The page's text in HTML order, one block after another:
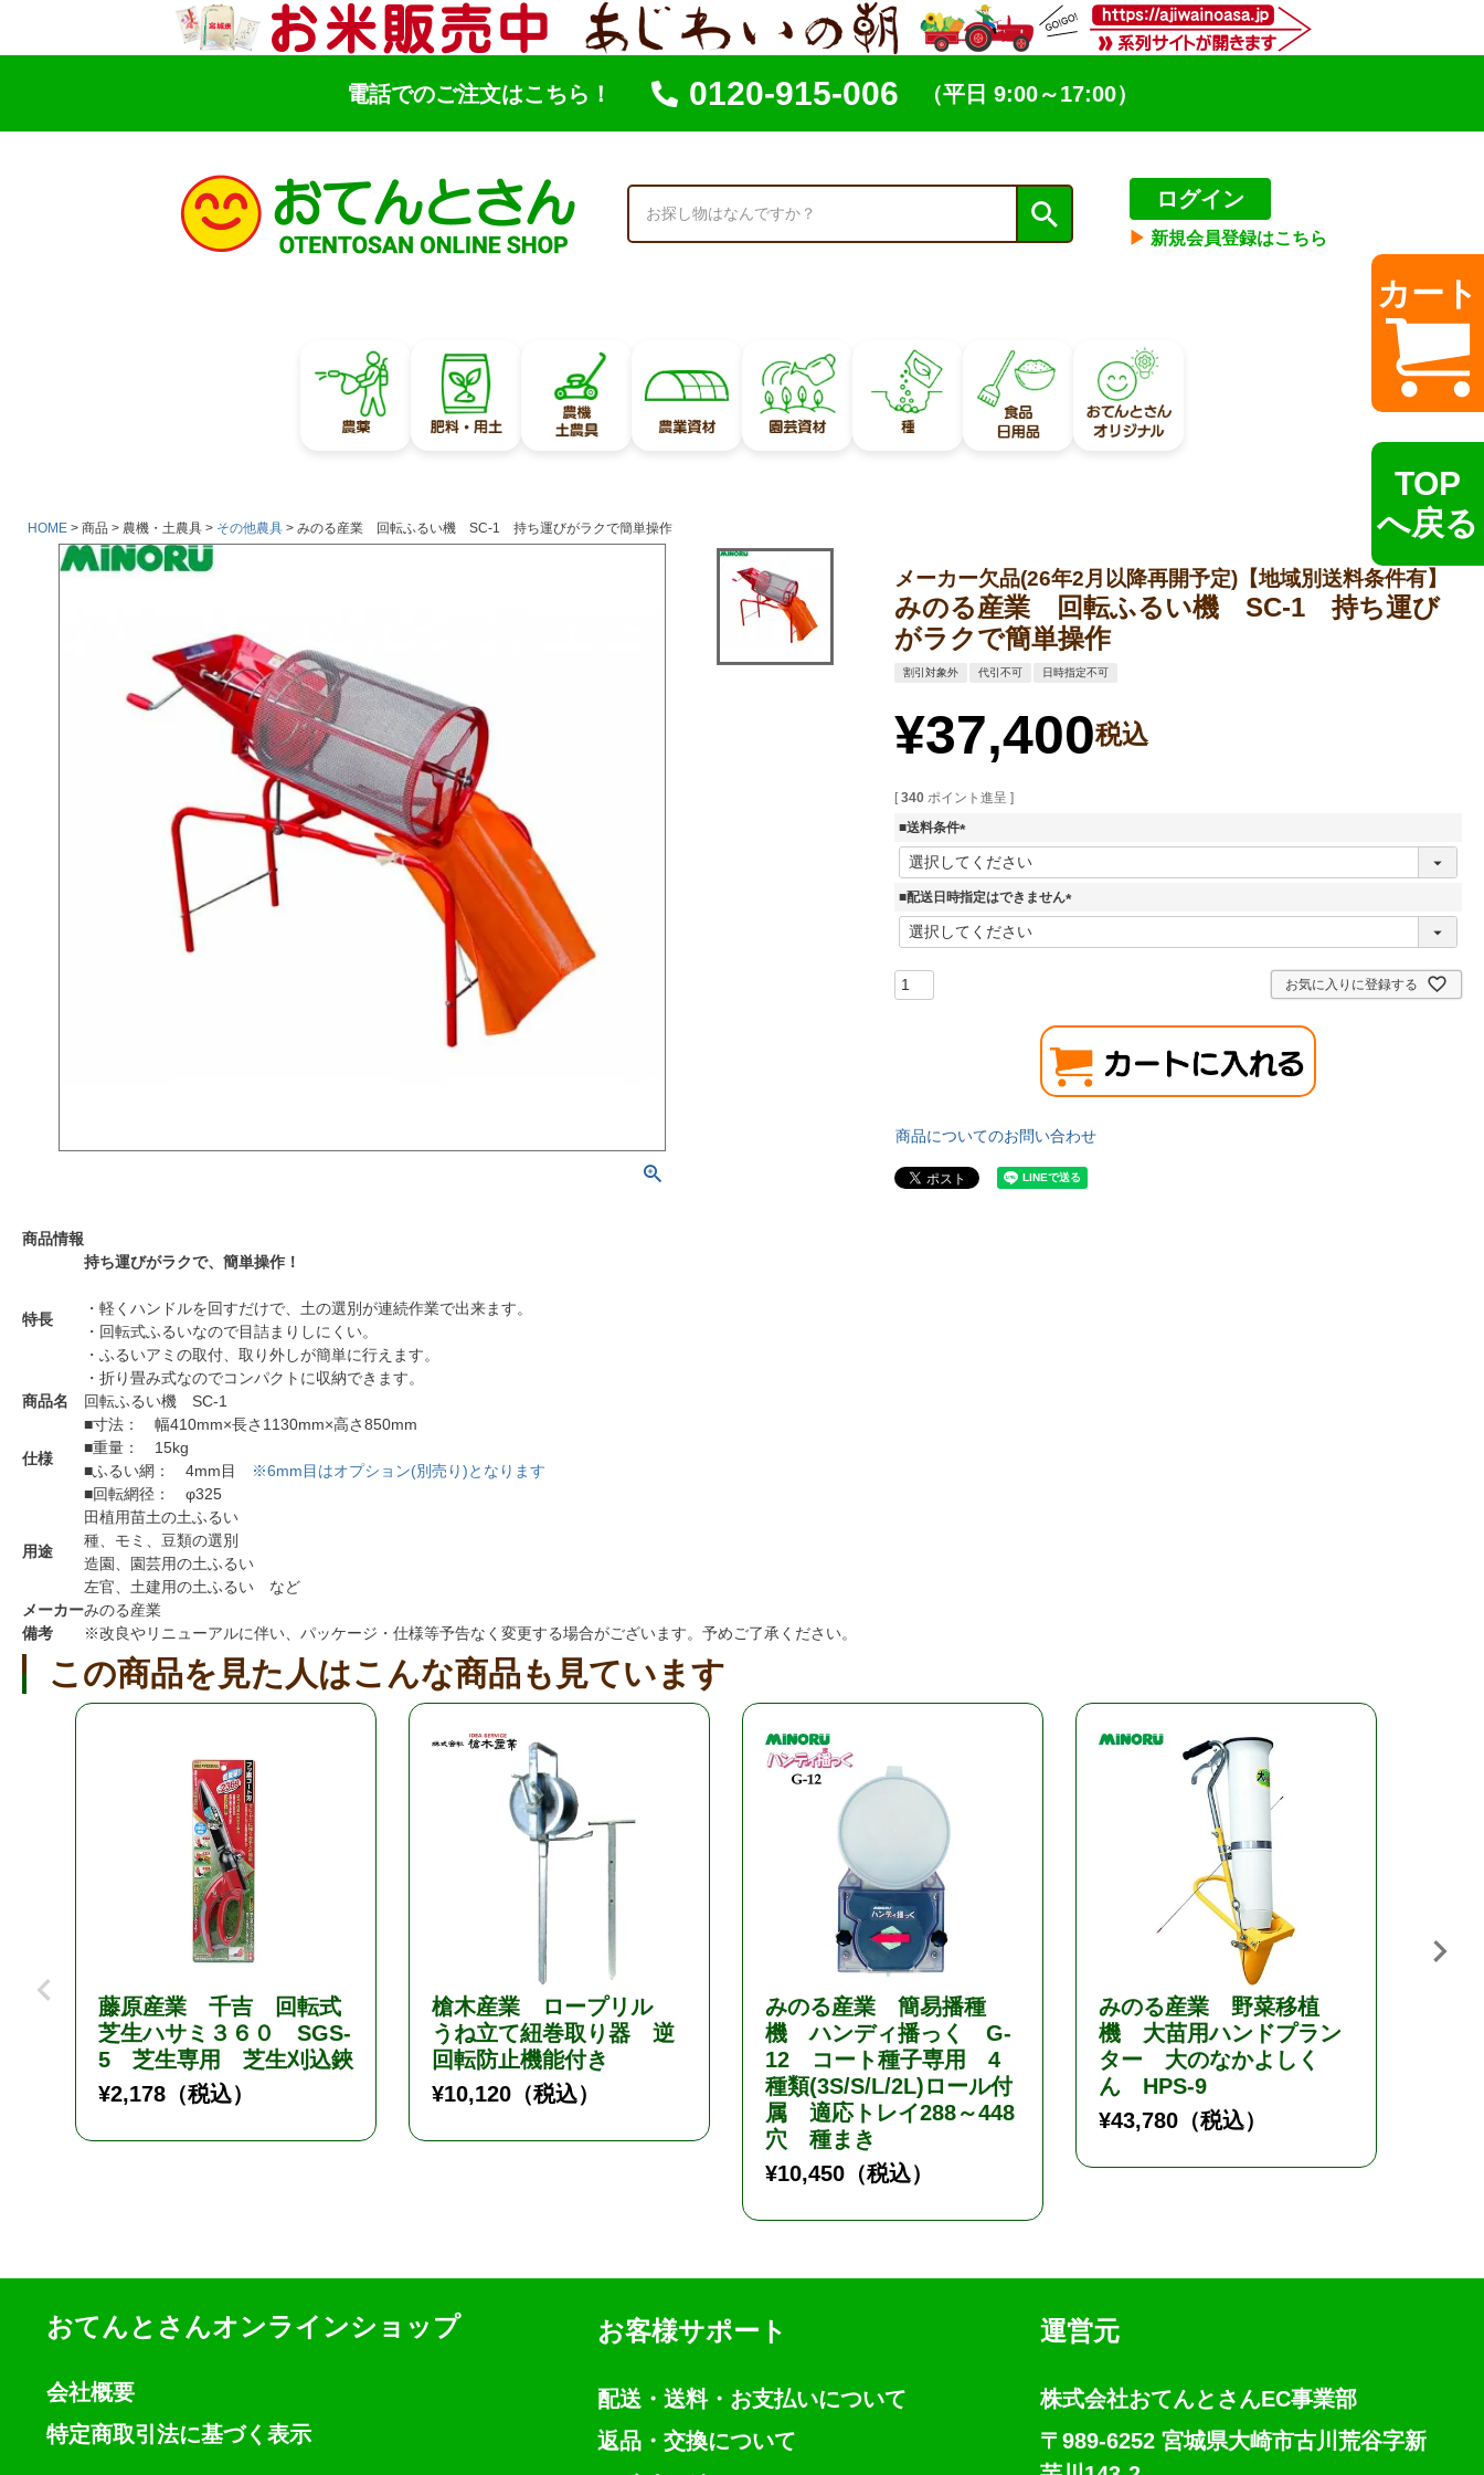
電話でのご注文はこちら！ 0120-915-006 （平日 9:00～17:00）
検索
ログイン
▶︎ 新規会員登録はこちら
カート
TOP
へ戻る
HOME 商品 農機・土農具 その他農具 みのる産業 回転ふるい機 SC-1 持ち運びがラクで簡単操作
メーカー欠品(26年2月以降再開予定)【地域別送料条件有】
みのる産業 回転ふるい機 SC-1 持ち運び
がラクで簡単操作
割引対象外 代引不可 日時指定不可
¥37,400税込
[ 340 ポイント進呈 ]
■送料条件
(
必
須
■配送日時指定はできません
(
お気に入りに登録する
商品についてのお問い合わせ
商品情報
特長
持ち運びがラクで、簡単操作！
・軽くハンドルを回すだけで、土の選別が連続作業で出来ます。
・回転式ふるいなので目詰まりしにくい。
・ふるいアミの取付、取り外しが簡単に行えます。
・折り畳み式なのでコンパクトに収納できます。
商品名
回転ふるい機 SC-1
仕様
■寸法： 幅410mm×長さ1130mm×高さ850mm
■重量： 15kg
■ふるい網： 4mm目
※6mm目はオプション(別売り)となります
■回転網径： φ325
用途
田植用苗土の土ふるい
種、モミ、豆類の選別
造園、園芸用の土ふるい
左官、土建用の土ふるい など
メーカーみのる産業
備考
※改良やリニューアルに伴い、パッケージ・仕様等予告なく変更する場合がございます。予めご了承ください。
この商品を見た人はこんな商品も見ています
藤原産業 千吉 回転式
芝生ハサミ３６０ SGS-
5 芝生専用 芝生刈込鋏
¥2,178 （税込）
槍木産業 ロープリル
うね立て紐巻取り器 逆
回転防止機能付き
¥10,120 （税込）
みのる産業 簡易播種
機 ハンディ播っく G-
12 コート種子専用 4
種類(3S/S/L/2L)ロール付
属 適応トレイ288～448
穴 種まき
¥10,450 （税込）
みのる産業 野菜移植
機 大苗用ハンドプラン
ター 大のなかよしく
ん HPS-9
¥43,780 （税込）
おてんとさんオンラインショップ
会社概要
特定商取引法に基づく表示
お客様サポート
配送・送料・お支払いについて
返品・交換について
運営元
株式会社おてんとさんEC事業部
〒989-6252 宮城県大崎市古川荒谷字新